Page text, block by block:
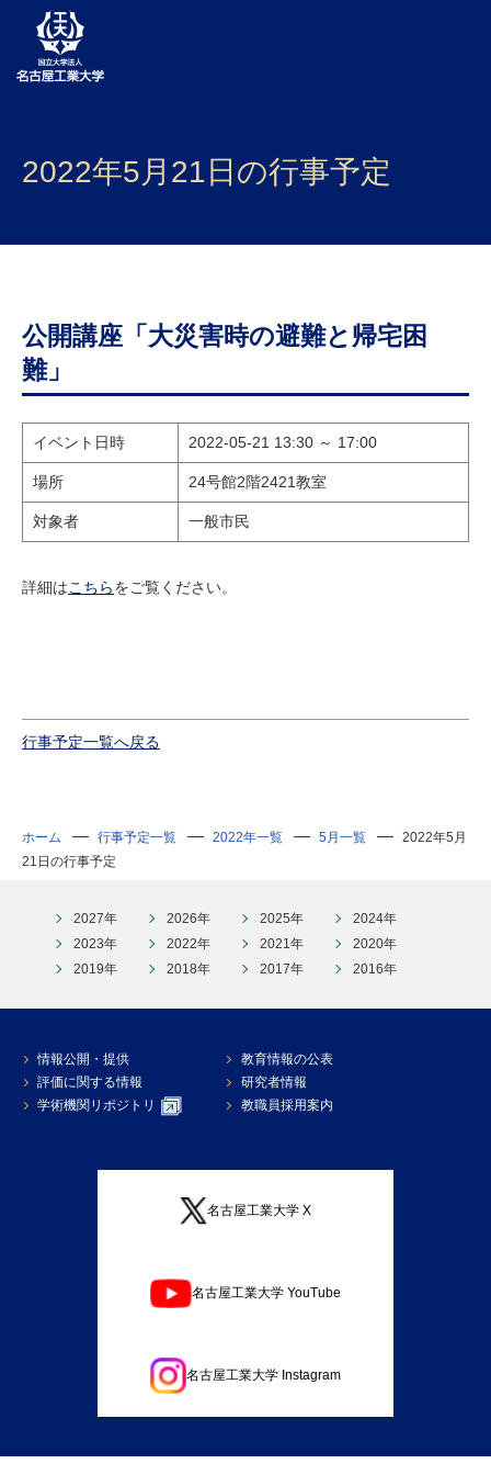
学部・大学院・センター
研究・産学官連携
社会連携
国際交流
研究・教員Navi
受験生
2022年5月21日の行事予定
公開講座「大災害時の避難と帰宅困
難」
イベント日時 2022-05-21 13:30 ～ 17:00
場所 24号館2階2421教室
対象者 一般市民
詳細はこちらをご覧ください。
行事予定一覧へ戻る
ホーム 行事予定一覧 2022年一覧 5月一覧
2022年5月
21日の行事予定
2027年 2026年 2025年
2024年
2023年
2022年 2021年
2020年
2019年
2018年 2017年 2016年
情報公開・提供
教育情報の公表
評価に関する情報
研究者情報
学術機関リポジトリ
教職員採用案内
名古屋工業大学 X
名古屋工業大学 YouTube
名古屋工業大学 Instagram